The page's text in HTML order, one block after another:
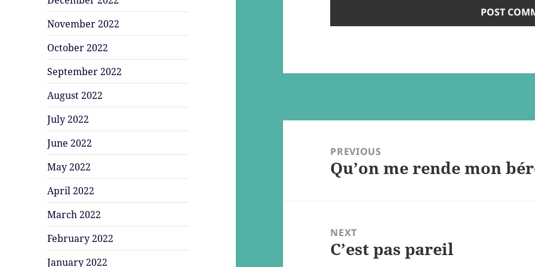
November 2022
October 2022
September 2022
August 2022
July 2022
June 2022
May 2022
April 2022
March 2022
February 2022
January 2022
navigationPREVIOUS
Previous
Qu’on me rende mon
NEXT
Next
C’est pas pareil